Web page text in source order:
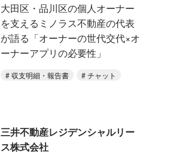
大田区・品川区の個人オーナー
を支えるミノラス不動産の代表
が語る「オーナーの世代交代×オ
ーナーアプリの必要性」
収支明細・報告書 チャット
三井不動産レジデンシャルリー
ス株式会社